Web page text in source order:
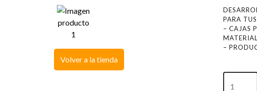
Volver a la tienda
PARA
– CAJAS
–